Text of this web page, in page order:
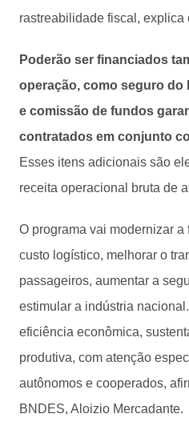
rastreabilidade fiscal, explica
Poderão ser financiados
operação, como seguro do
e comissão de fundos
contratados em conjunto
Esses itens adicionais são
receita operacional bruta de
O programa vai modernizar
custo logístico, melhorar o
passageiros, aumentar a
estimular a indústria
eficiência econômica,
produtiva, com atenção
autônomos e cooperados,
BNDES, Aloizio Mercadante.